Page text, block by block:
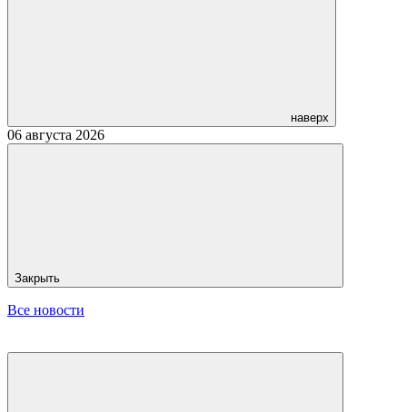
наверх
06 августа 2026
Закрыть
Все новости